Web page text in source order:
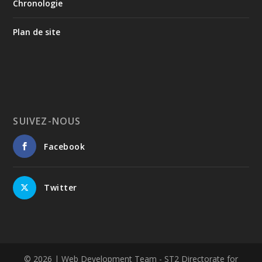
ευκαιρίες για την επενδυτική και εξαγωγική κοινότητα.
GAMESCOM | 26–30 Αυγούστου| Κολωνία
BIG 5 CONSTRUCT SAUDI | 30 Αυγούστου-2 Σεπτεμβρίου |
Ριάντ
📍www.enterprisegreece.gov.gr
#EnterpriseGreece
Chronologie
Plan de site
SUIVEZ-NOUS
Facebook
Twitter
© 2026 | Web Development Team - ST2 Directorate for